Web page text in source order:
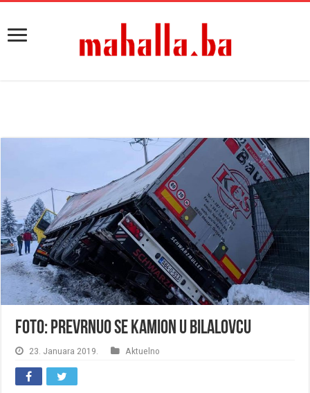
FOTO: Prevrnuo se kamion u Bilalovcu
23. Januara 2019. Aktuelno